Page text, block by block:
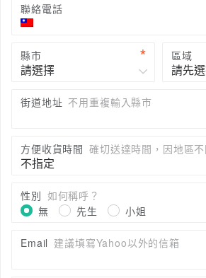
聯絡電話
縣市 區域
街道地址 不用重複輸入縣市
方便收貨時間 確切送達時間，因地區
性別 如何稱呼？
無
先生 小姐
Email 建議填寫Yahoo以外的信箱